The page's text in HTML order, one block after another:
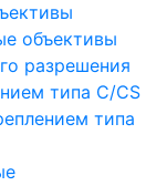
объективы
разрешения
типа C/CS
типа